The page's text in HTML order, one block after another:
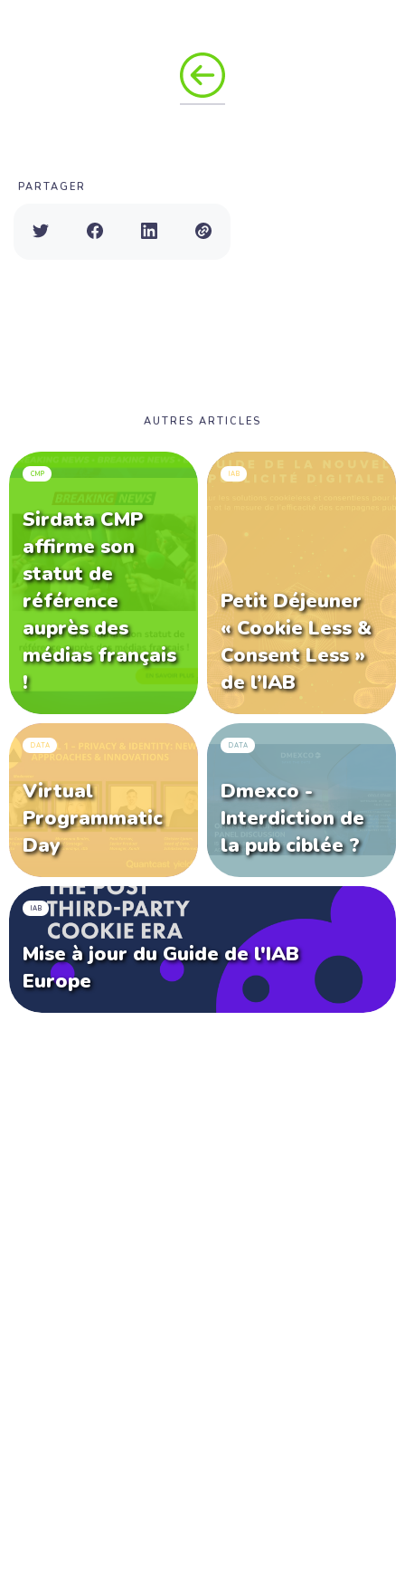
PARTAGER
AUTRES ARTICLES
CMP
Sirdata CMP
affirme son
statut de
référence
auprès des
médias français
!
IAB
Petit Déjeuner
« Cookie Less &
Consent Less »
de l’IAB
DATA
Virtual
Programmatic
Day
DATA
Dmexco -
Interdiction de
la pub ciblée ?
IAB
Mise à jour du Guide de l'IAB
Europe